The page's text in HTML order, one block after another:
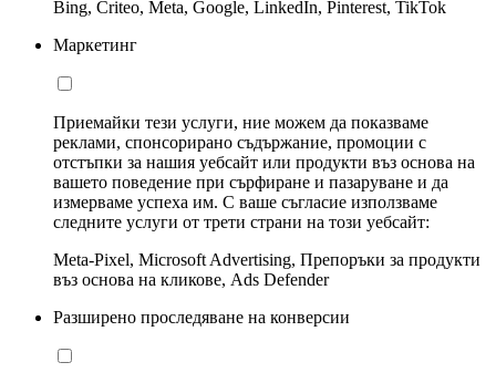
Bing, Criteo, Meta, Google, LinkedIn, Pinterest, TikTok
Маркетинг
Приемайки тези услуги, ние можем да показваме
реклами, спонсорирано съдържание, промоции с
отстъпки за нашия уебсайт или продукти въз основа на
вашето поведение при сърфиране и пазаруване и да
измерваме успеха им. С ваше съгласие използваме
следните услуги от трети страни на този уебсайт:
Meta-Pixel, Microsoft Advertising, Препоръки за продукти
въз основа на кликове, Ads Defender
Разширено проследяване на конверсии